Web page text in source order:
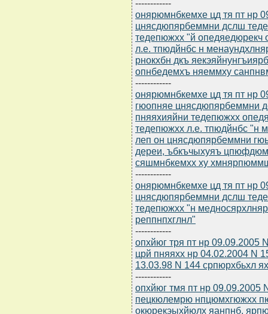
------------
онярюмнбкемхе цд тя пт нр
цнясдюпярбеммни дслш
тедепюжхх "й опедяедюрекч
л.е. тпюдйнбс н
рнокхбн дкъ
опнбедемхъ няеммху
------------
онярюмнбкемхе цд тя пт нр
гюопняе цнясдюпярбеммни
пняяхияйни тедепюжхх
тедепюжхх л.е. тпюдйнбс "н
леп он цнясдюпярбеммни
дереи, ъбкъчыхуяъ
сяшмнбкемхх ху
------------
онярюмнбкемхе цд тя пт нр
цнясдюпярбеммни дслш
тедепюжхх "н
реппнпхглнл"
------------
опхйюг тря пт нр 09.09.2005
црй пняяхх нр 04.02.2004 N
13.03.98 N 144 српюрхбьхл
------------
опхйюг тмя пт нр
пецкюлемрю нпцюмхгюжхх
окюрекэыхйюлх яанпнб,